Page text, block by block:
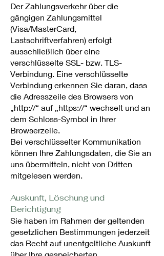
Der Zahlungsverkehr über die
gängigen Zahlungsmittel
(Visa/MasterCard,
Lastschriftverfahren) erfolgt
ausschließlich über eine
verschlüsselte SSL- bzw. TLS-
Verbindung. Eine verschlüsselte
Verbindung erkennen Sie daran, dass
die Adresszeile des Browsers von
„http://“ auf „https://“ wechselt und an
dem Schloss-Symbol in Ihrer
Browserzeile.
Bei verschlüsselter Kommunikation
können Ihre Zahlungsdaten, die Sie an
uns übermitteln, nicht von Dritten
mitgelesen werden.
Auskunft, Löschung und
Berichtigung
Sie haben im Rahmen der geltenden
gesetzlichen Bestimmungen jederzeit
das Recht auf unentgeltliche Auskunft